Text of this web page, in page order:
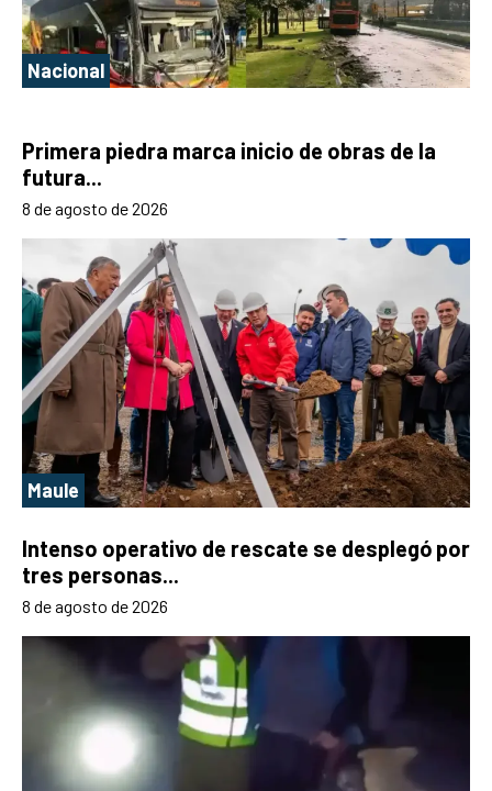
Nacional
Primera piedra marca inicio de obras de la
futura...
8 de agosto de 2026
Maule
Intenso operativo de rescate se desplegó por
tres personas...
8 de agosto de 2026